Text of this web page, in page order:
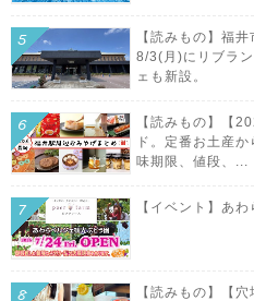
【読みもの】福
8/3(月)にリブラ
ェも新設。
【読みもの】【
ド。定番お土産
味期限、値段、...
【イベント】あ
【読みもの】【